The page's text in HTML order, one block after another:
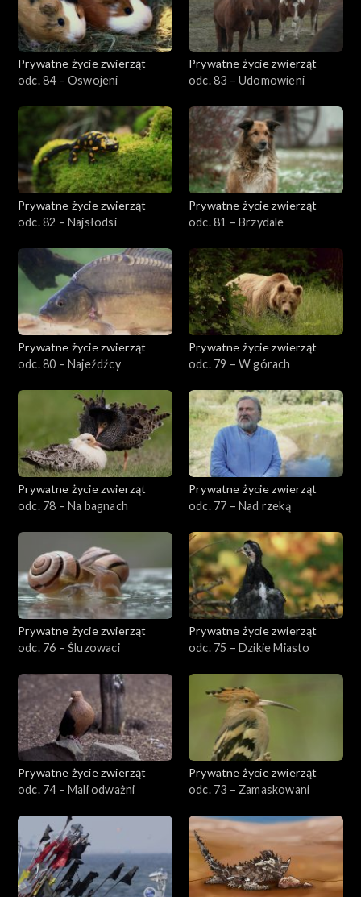
Prywatne życie zwierząt
odc. 84 – Oswojeni
Prywatne życie zwierząt
odc. 83 – Udomowieni
Prywatne życie zwierząt
odc. 82 – Najsłodsi
Prywatne życie zwierząt
odc. 81 – Brzydale
Prywatne życie zwierząt
odc. 80 – Najeźdźcy
Prywatne życie zwierząt
odc. 79 – W górach
Prywatne życie zwierząt
odc. 78 – Na bagnach
Prywatne życie zwierząt
odc. 77 – Nad rzeką
Prywatne życie zwierząt
odc. 76 – Śluzowaci
Prywatne życie zwierząt
odc. 75 – Dzikie Miasto
Prywatne życie zwierząt
odc. 74 – Mali odważni
Prywatne życie zwierząt
odc. 73 – Zamaskowani